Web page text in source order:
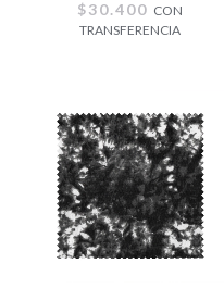
$30.400 CON
TRANSFERENCIA